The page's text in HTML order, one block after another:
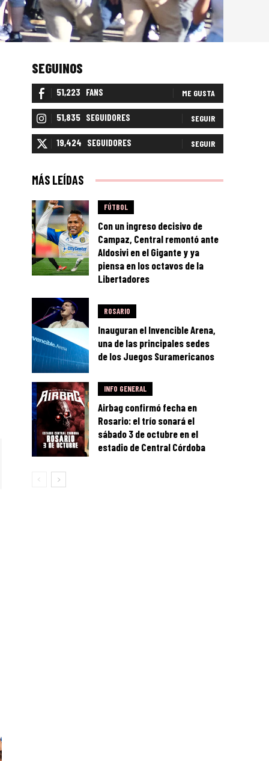
SEGUINOS
51,223 FANS ME GUSTA
51,835 SEGUIDORES SEGUIR
19,424 SEGUIDORES SEGUIR
MÁS LEÍDAS
FÚTBOL
Con un ingreso decisivo de
Campaz, Central remontó ante
Aldosivi en el Gigante y ya
piensa en los octavos de la
Libertadores
ROSARIO
Inauguran el Invencible Arena,
una de las principales sedes
de los Juegos Suramericanos
INFO GENERAL
Airbag confirmó fecha en
Rosario: el trío sonará el
sábado 3 de octubre en el
estadio de Central Córdoba